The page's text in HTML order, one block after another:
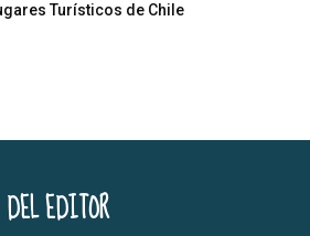
Turísticos de Chile
EDITOR